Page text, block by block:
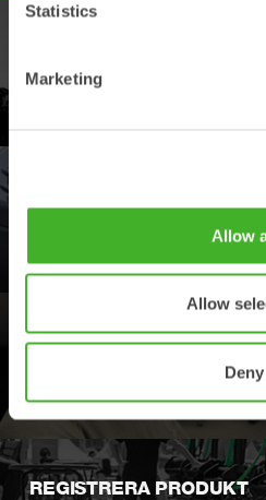
Statistics
Marketing
Allow
Allow
Deny
SUPPORT
REGISTRERA PRODUKT